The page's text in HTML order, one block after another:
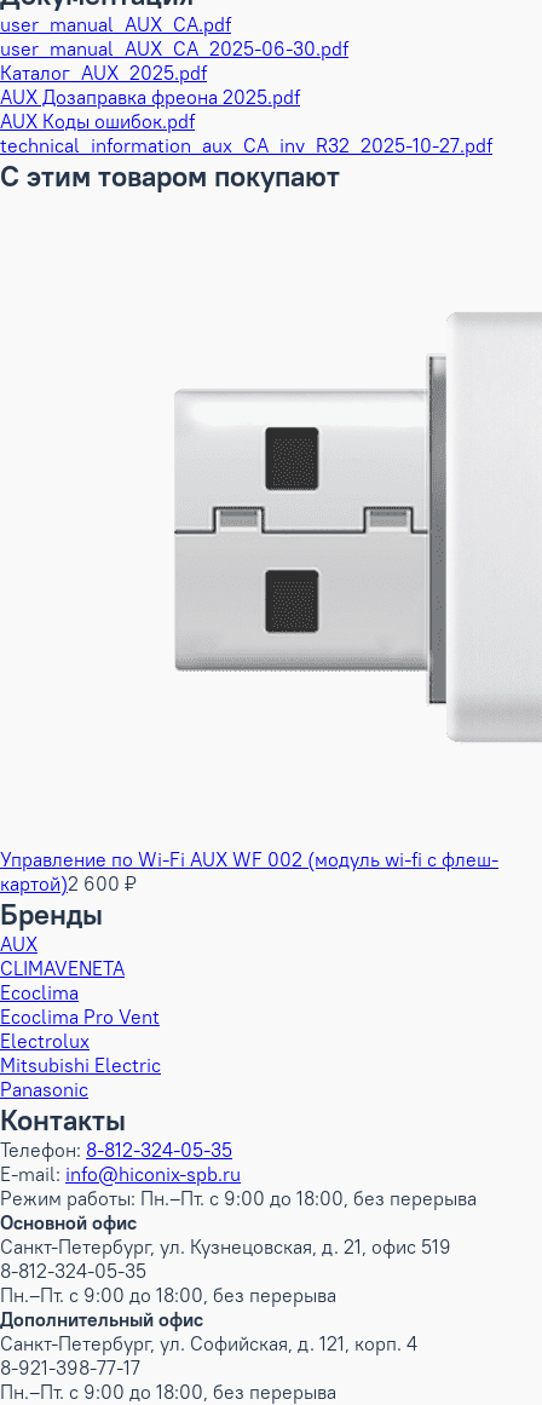
user_manual_AUX_СA.pdf
user_manual_AUX_CA_2025-06-30.pdf
Каталог_AUX_2025.pdf
AUX Дозаправка фреона 2025.pdf
AUX Коды ошибок.pdf
technical_information_aux_CA_inv_R32_2025-10-27.pdf
С этим товаром покупают
Управление по Wi-Fi AUX WF 002 (модуль wi-fi с флеш-
картой)2 600 ₽
Бренды
AUX
CLIMAVENETA
Ecoclima
Ecoclima Pro Vent
Electrolux
Mitsubishi Electric
Panasonic
Контакты
Телефон: 8-812-324-05-35
E-mail: info@hiconix-spb.ru
Режим работы: Пн.–Пт. с 9:00 до 18:00, без перерыва
Основной офис
Санкт-Петербург, ул. Кузнецовская, д. 21, офис 519
8-812-324-05-35
Пн.–Пт. с 9:00 до 18:00, без перерыва
Дополнительный офис
Санкт-Петербург, ул. Софийская, д. 121, корп. 4
8-921-398-77-17
Пн.–Пт. с 9:00 до 18:00, без перерыва